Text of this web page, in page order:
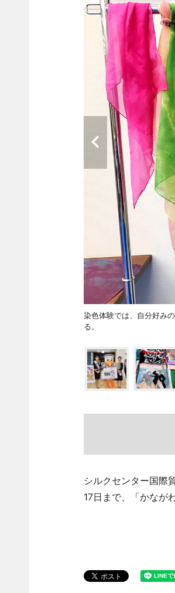
染色体験では、自分好み
る。
シルクセンター国際
17日まで、「かなが